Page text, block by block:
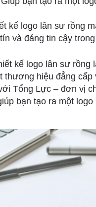
kế logo lân sư rồng
và đáng tin cậy
kế logo lân sư rồng
thương hiệu đẳng
Tổng Lực – đơn vị
bạn tạo ra một